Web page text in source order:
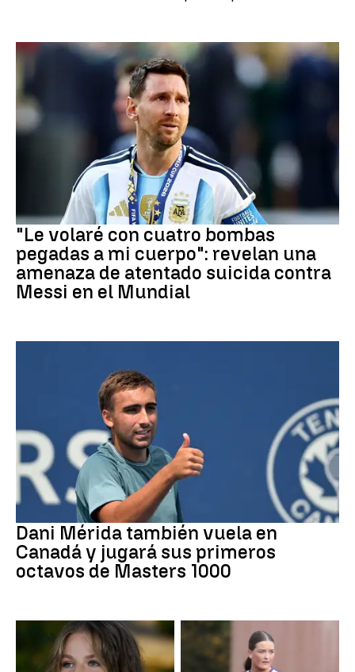
Mundial 2026
"Le volaré con cuatro bombas
pegadas a mi cuerpo": revelan una
amenaza de atentado suicida contra
Messi en el Mundial
Dani Mérida también vuela en
Canadá y jugará sus primeros
octavos de Masters 1000